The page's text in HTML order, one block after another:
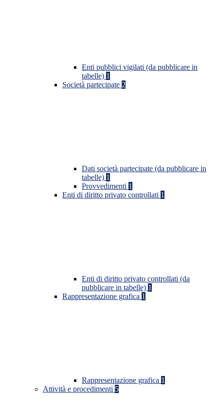
Enti pubblici vigilati (da pubblicare in
tabelle) 1
Società partecipate 2
Dati società partecipate (da pubblicare in
tabelle) 1
Provvedimenti 1
Enti di diritto privato controllati 1
Enti di diritto privato controllati (da
pubblicare in tabelle) 1
Rappresentazione grafica 1
Rappresentazione grafica 1
Attività e procedimenti 5